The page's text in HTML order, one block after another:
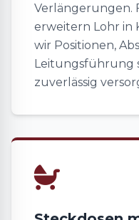
Verlängerungen.
erweitern Lohr in
wir Positionen,
Leitungsführung
zuverlässig